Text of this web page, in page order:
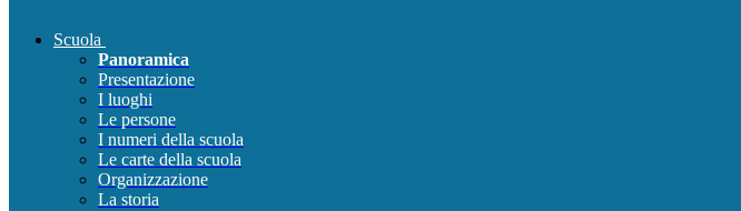
Scuola
Panoramica
Presentazione
I luoghi
Le persone
I numeri della scuola
Le carte della scuola
Organizzazione
La storia